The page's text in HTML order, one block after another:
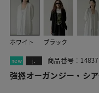
ホワイト ブラック
new j. 商品番号：14837
強撚オーガンジー・シ
この商品をシェアする